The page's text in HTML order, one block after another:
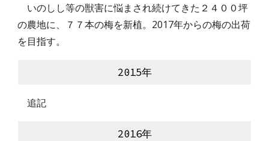
いのしし等の獣害に悩まされ続けてきた２４００坪
の農地に、７７本の梅を新植。2017年からの梅の出荷
を目指す。
2015年
追記
2016年